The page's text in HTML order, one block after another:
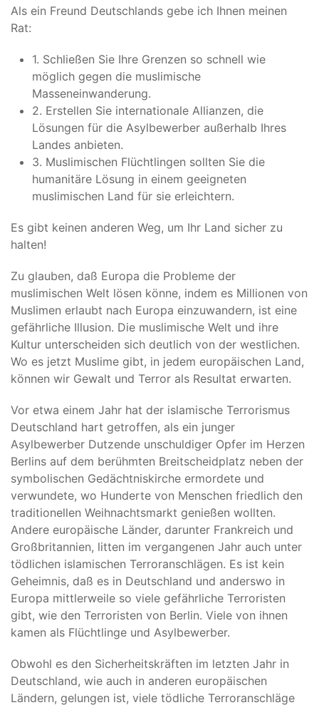
Als ein Freund Deutschlands gebe ich Ihnen meinen
Rat:
1. Schließen Sie Ihre Grenzen so schnell wie
möglich gegen die muslimische
Masseneinwanderung.
2. Erstellen Sie internationale Allianzen, die
Lösungen für die Asylbewerber außerhalb Ihres
Landes anbieten.
3. Muslimischen Flüchtlingen sollten Sie die
humanitäre Lösung in einem geeigneten
muslimischen Land für sie erleichtern.
Es gibt keinen anderen Weg, um Ihr Land sicher zu
halten!
Zu glauben, daß Europa die Probleme der
muslimischen Welt lösen könne, indem es Millionen von
Muslimen erlaubt nach Europa einzuwandern, ist eine
gefährliche Illusion. Die muslimische Welt und ihre
Kultur unterscheiden sich deutlich von der westlichen.
Wo es jetzt Muslime gibt, in jedem europäischen Land,
können wir Gewalt und Terror als Resultat erwarten.
Vor etwa einem Jahr hat der islamische Terrorismus
Deutschland hart getroffen, als ein junger
Asylbewerber Dutzende unschuldiger Opfer im Herzen
Berlins auf dem berühmten Breitscheidplatz neben der
symbolischen Gedächtniskirche ermordete und
verwundete, wo Hunderte von Menschen friedlich den
traditionellen Weihnachtsmarkt genießen wollten.
Andere europäische Länder, darunter Frankreich und
Großbritannien, litten im vergangenen Jahr auch unter
tödlichen islamischen Terroranschlägen. Es ist kein
Geheimnis, daß es in Deutschland und anderswo in
Europa mittlerweile so viele gefährliche Terroristen
gibt, wie den Terroristen von Berlin. Viele von ihnen
kamen als Flüchtlinge und Asylbewerber.
Obwohl es den Sicherheitskräften im letzten Jahr in
Deutschland, wie auch in anderen europäischen
Ländern, gelungen ist, viele tödliche Terroranschläge